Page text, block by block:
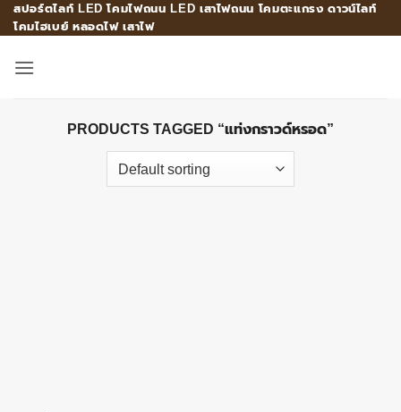
Skip
to
สปอร์ตไลท์ LED โคมไฟถนน LED เสาไฟถนน โคมตะแกรง ดาวน์ไลท์
โคมไฮเบย์ หลอดไฟ เสาไฟ
PRODUCTS TAGGED “แท่งกราวด์หรอด”